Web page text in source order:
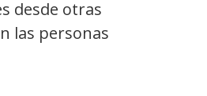
desde otras
las personas